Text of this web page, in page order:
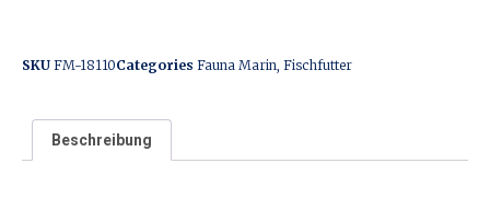
SKU FM-18110Categories Fauna Marin Fischfutter
Beschreibung